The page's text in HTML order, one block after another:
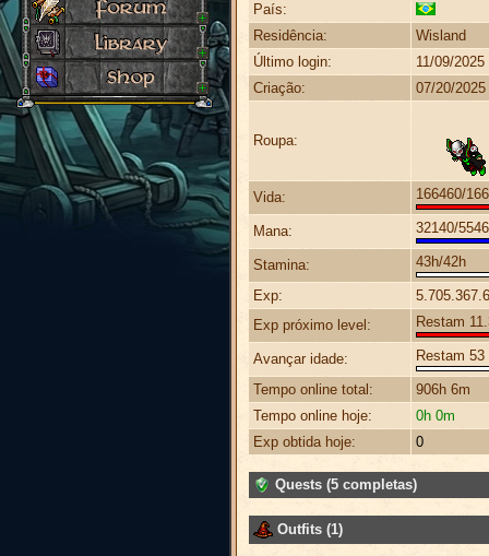
País:
Residência:
Wisland
Último login:
11/09/2025
Criação:
07/20/
Roupa:
Vida: 166460/
Mana: 32140/
Stamina: 43h/42h
Exp:
Exp próximo level:
Restam
Avançar idade: Restam
Tempo online total:
906h 6m
Tempo online hoje:
0h 0m
Exp obtida hoje:
0
Quests (5 completas)
Outfits (1)